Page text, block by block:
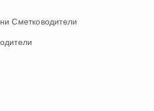
Сметководители